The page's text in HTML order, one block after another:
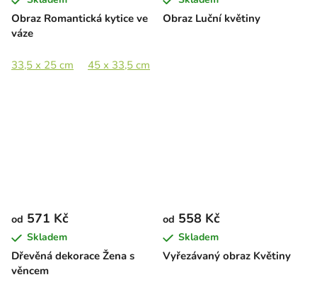
Obraz Romantická kytice ve
váze
33,5 x 25 cm 45 x 33,5 cm
Obraz Luční květiny
Dřevěná dekorace Žena s
věncem
od 571 Kč
Skladem
Vyřezávaný obraz Květiny
od 558 Kč
Skladem